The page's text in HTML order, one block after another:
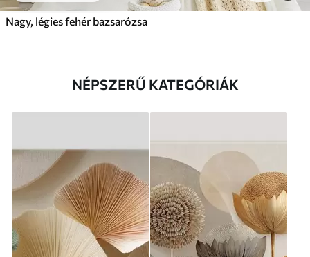
Nagy, légies fehér bazsarózsa
NÉPSZERŰ KATEGÓRIÁK